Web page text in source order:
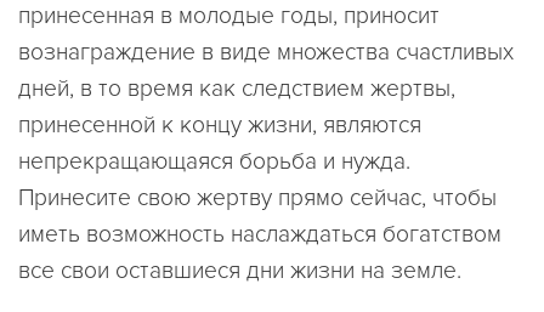
принесенная в молодые годы, приносит
вознаграждение в виде множества счастливых
дней, в то время как следствием жертвы,
принесенной к концу жизни, являются
непрекращающаяся борьба и нужда.
Принесите свою жертву прямо сейчас, чтобы
иметь возможность наслаждаться богатством
все свои оставшиеся дни жизни на земле.